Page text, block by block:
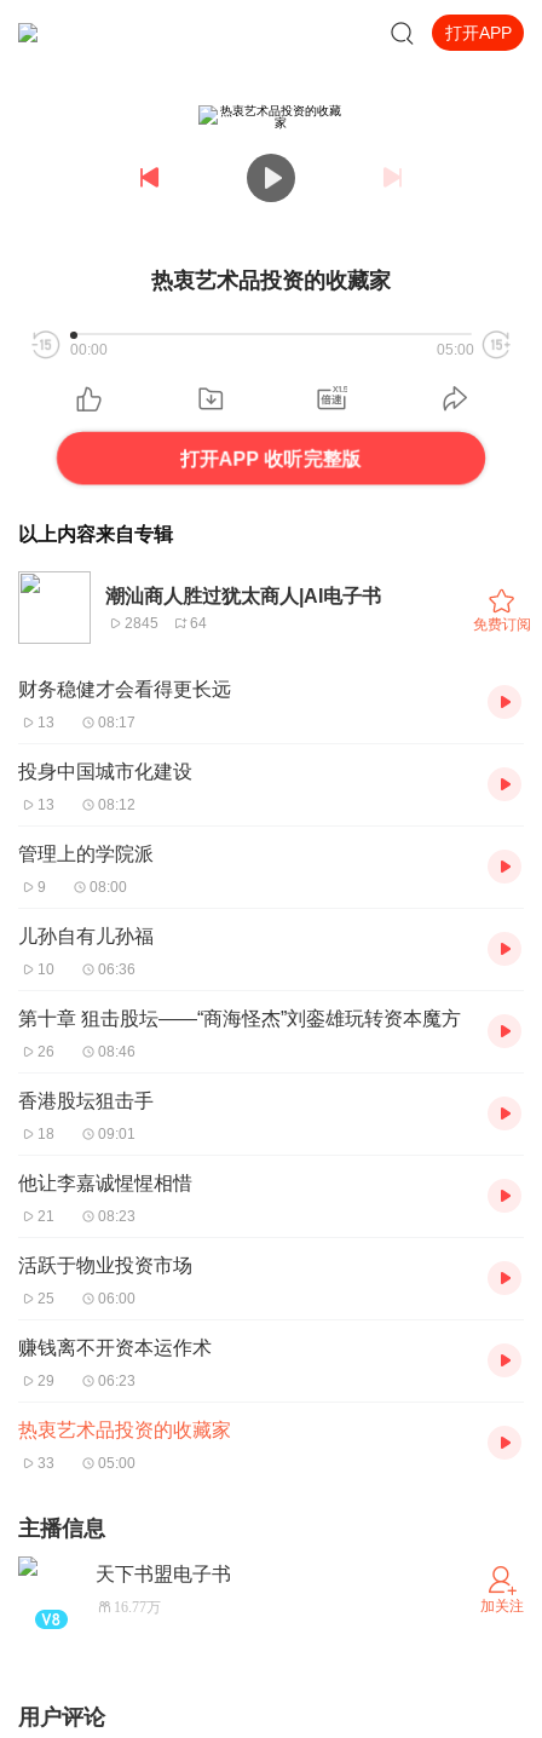
打开APP
热衷艺术品投资的收藏家
00:00 05:00
打开APP 收听完整版
以上内容来自专辑
潮汕商人胜过犹太商人|AI电子书
2845 64 免费订阅
财务稳健才会看得更长远
13 08:17
投身中国城市化建设
13 08:12
管理上的学院派
9 08:00
儿孙自有儿孙福
10 06:36
第十章 狙击股坛——“商海怪杰”刘銮雄玩转资本魔方
26 08:46
香港股坛狙击手
18 09:01
他让李嘉诚惺惺相惜
21 08:23
活跃于物业投资市场
25 06:00
赚钱离不开资本运作术
29 06:23
热衷艺术品投资的收藏家
33 05:00
主播信息
天下书盟电子书
16.77万 加关注
用户评论